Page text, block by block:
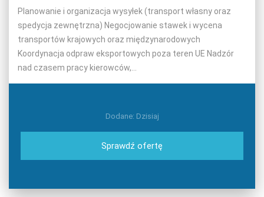
Planowanie i organizacja wysyłek (transport własny oraz
spedycja zewnętrzna) Negocjowanie stawek i wycena
transportów krajowych oraz międzynarodowych
Koordynacja odpraw eksportowych poza teren UE Nadzór
nad czasem pracy kierowców,...
Dodane: Dzisiaj
Sprawdź ofertę